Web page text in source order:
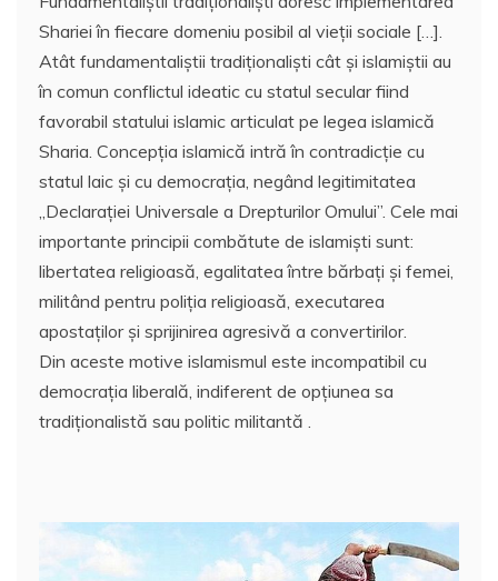
Shariei în fiecare domeniu posibil al vieţii sociale […].
Atât fundamentaliştii tradiţionalişti cât şi islamiştii au
în comun conflictul ideatic cu statul secular fiind
favorabil statului islamic articulat pe legea islamică
Sharia. Concepţia islamică intră în contradicţie cu
statul laic şi cu democraţia, negând legitimitatea
„Declaraţiei Universale a Drepturilor Omului”. Cele mai
importante principii combătute de islamişti sunt:
libertatea religioasă, egalitatea între bărbaţi şi femei,
militând pentru poliţia religioasă, executarea
apostaţilor şi sprijinirea agresivă a convertirilor.
Din aceste motive islamismul este incompatibil cu
democraţia liberală, indiferent de opţiunea sa
tradiţionalistă sau politic militantă .